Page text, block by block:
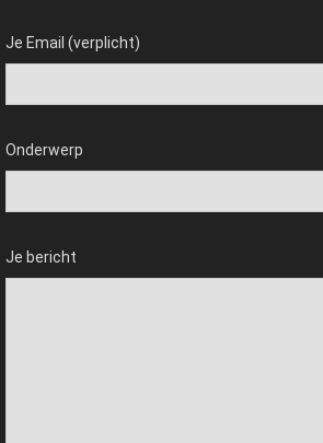
Je Email (verplicht)
Onderwerp
Je bericht